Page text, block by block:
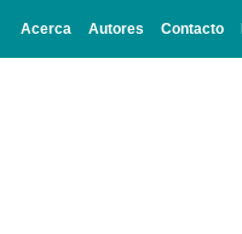
Acerca Autores Contacto